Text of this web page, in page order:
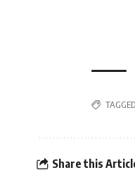
Share this